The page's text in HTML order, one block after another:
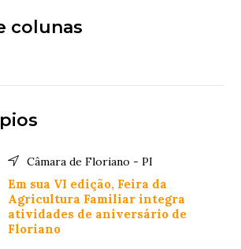
colunas
Câmara de Floriano - PI
Em sua VI edição, Feira da
Agricultura Familiar integra
atividades de aniversário de
Floriano